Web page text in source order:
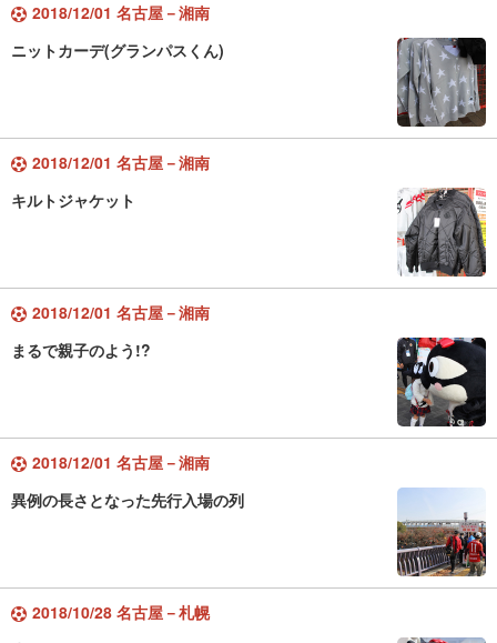
2018/12/01 名古屋－湘南
ニットカーデ(グランパスくん)
2018/12/01 名古屋－湘南
キルトジャケット
2018/12/01 名古屋－湘南
まるで親子のよう!?
2018/12/01 名古屋－湘南
異例の長さとなった先行入場の列
2018/10/28 名古屋－札幌